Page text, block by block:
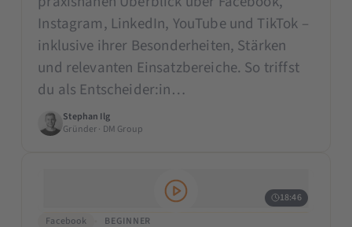
Instagram, LinkedIn, YouTube und TikTok –
inklusive ihrer Besonderheiten, Stärken
und relevanten Einsatzbereiche. So triffst
du als Entscheider:in…
Stephan Ilg
Gründer · DM Group
18:46
Facebook
BEGINNER